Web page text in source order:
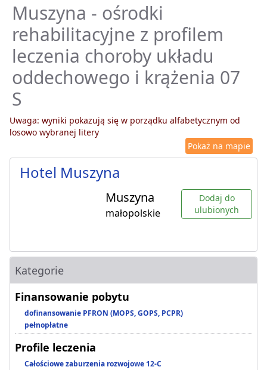
Muszyna - ośrodki
rehabilitacyjne z profilem
leczenia choroby układu
oddechowego i krążenia 07
S
Uwaga: wyniki pokazują się w porządku alfabetycznym od
losowo wybranej litery
Pokaż na mapie
Hotel Muszyna
Muszyna
małopolskie
Dodaj do
ulubionych
Kategorie
Finansowanie pobytu
dofinansowanie PFRON (MOPS, GOPS, PCPR)
pełnopłatne
Profile leczenia
Całościowe zaburzenia rozwojowe 12-C